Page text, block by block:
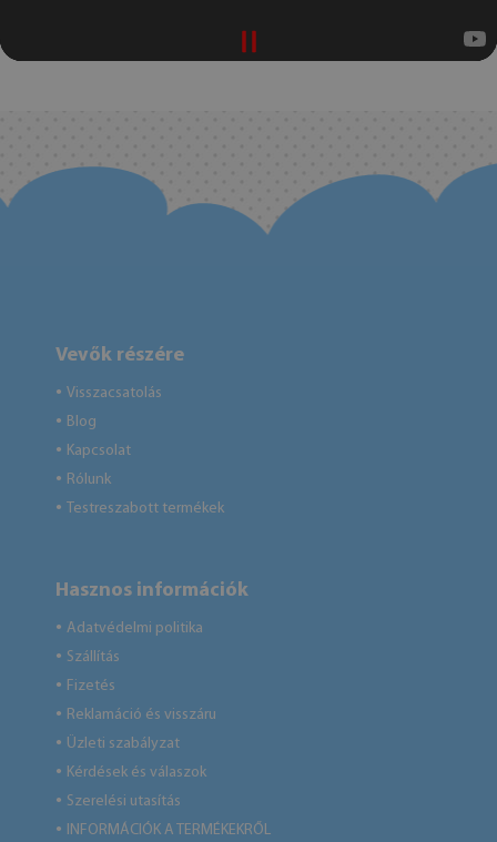
Vevők részére
● Visszacsatolás
● Blog
● Kapcsolat
● Rólunk
● Testreszabott termékek
Hasznos információk
● Adatvédelmi politika
● Szállítás
● Fizetés
● Reklamáció és visszáru
● Üzleti szabályzat
● Kérdések és válaszok
● Szerelési utasítás
● INFORMÁCIÓK A TERMÉKEKRŐL